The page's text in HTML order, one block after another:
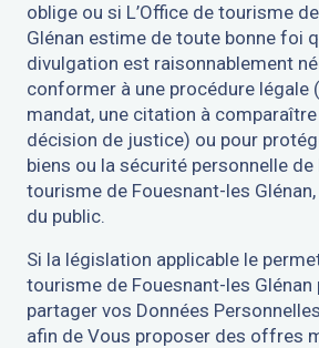
oblige ou si L’Office de tourisme
Glénan estime de toute bonne foi
divulgation est raisonnablement
conformer à une procédure légale
mandat, une citation à
décision de justice) ou pour
biens ou la sécurité personnelle de
tourisme de Fouesnant-les
du public.
Si la législation applicable le
tourisme de Fouesnant-les
partager vos Données
afin de Vous proposer des offres